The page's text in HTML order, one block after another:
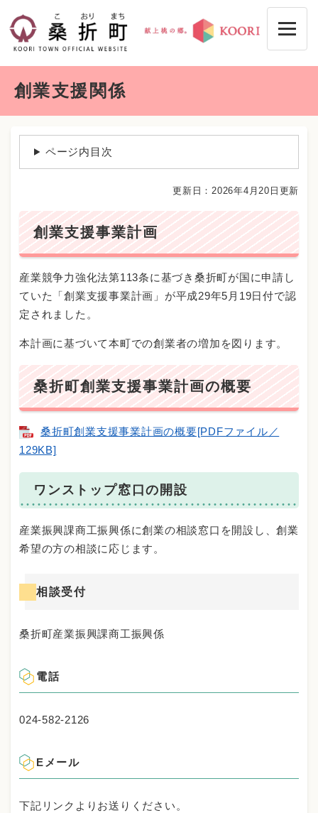
先
創業支援関係
ページ内目次
更新日：2026年4月20日更新
創業支援事業計画
産業競争力強化法第113条に基づき桑折町が国に申請し
ていた「創業支援事業計画」が平成29年5月19日付で認
定されました。
本計画に基づいて本町での創業者の増加を図ります。
桑折町創業支援事業計画の概要
桑折町創業支援事業計画の概要[PDFファイル／
129KB]
ワンストップ窓口の開設
産業振興課商工振興係に創業の相談窓口を開設し、創業
希望の方の相談に応じます。
相談受付
桑折町産業振興課商工振興係
電話
024-582-2126
Eメール
下記リンクよりお送りください。